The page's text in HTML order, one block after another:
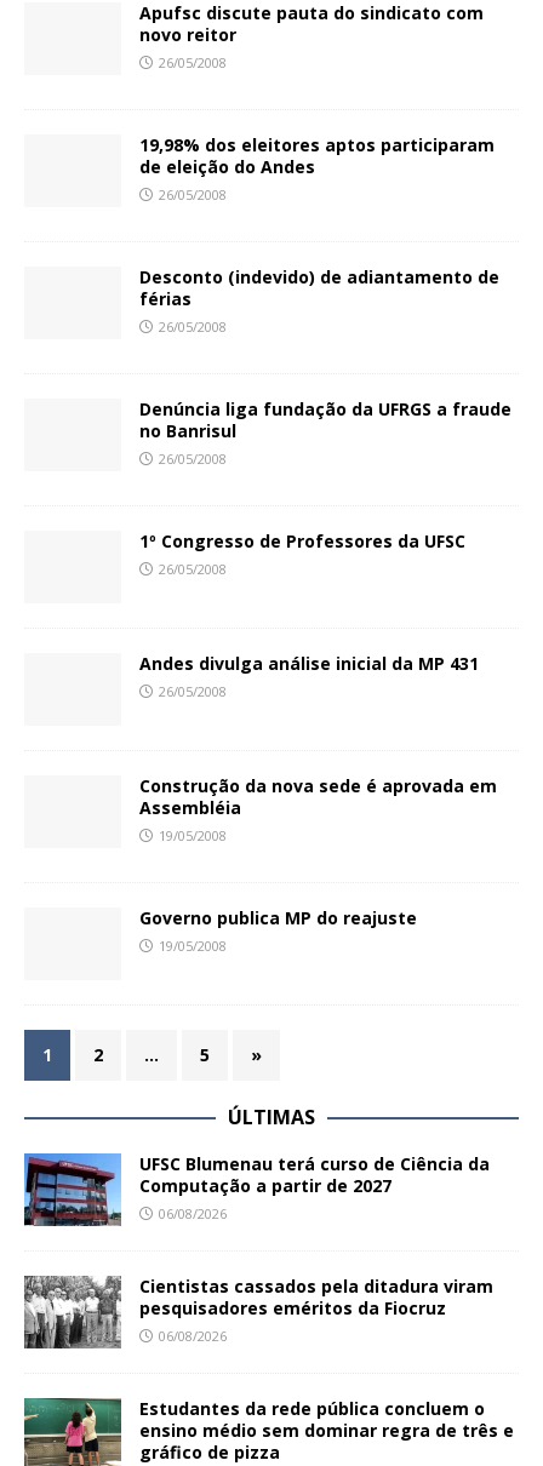
Apufsc discute pauta do sindicato com
novo reitor
26/05/2008
19,98% dos eleitores aptos participaram
de eleição do Andes
26/05/2008
Desconto (indevido) de adiantamento de
férias
26/05/2008
Denúncia liga fundação da UFRGS a fraude
no Banrisul
26/05/2008
1º Congresso de Professores da UFSC
26/05/2008
Andes divulga análise inicial da MP 431
26/05/2008
Construção da nova sede é aprovada em
Assembléia
19/05/2008
Governo publica MP do reajuste
19/05/2008
1 2 … 5 »
ÚLTIMAS
UFSC Blumenau terá curso de Ciência da
Computação a partir de 2027
06/08/2026
Cientistas cassados pela ditadura viram
pesquisadores eméritos da Fiocruz
06/08/2026
Estudantes da rede pública concluem o
ensino médio sem dominar regra de três e
gráfico de pizza